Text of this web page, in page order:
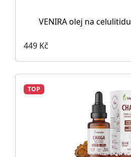
VENIRA olej na
449 Kč
TOP